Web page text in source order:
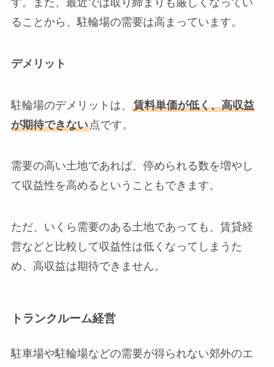
す。また、最近では取り締まりも厳しくなってい
ることから、駐輪場の需要は高まっています。
デメリット
駐輪場のデメリットは、
賃料単価が低く、高収益
が期待できない点です。
需要の高い土地であれば、停められる数を増やし
て収益性を高めるということもできます。
ただ、いくら需要のある土地であっても、賃貸経
営などと比較して収益性は低くなってしまうた
め、高収益は期待できません。
トランクルーム経営
駐車場や駐輪場などの需要が得られない郊外のエ